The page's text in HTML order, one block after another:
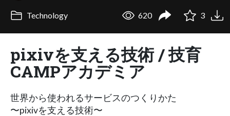
Technology 620 3
pixivを支える技術 / 技育
CAMPアカデミア
世界から使われるサービスのつくりかた
〜pixivを支える技術〜